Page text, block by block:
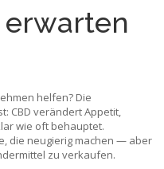
helfen? Die
CBD verändert Appetit,
wie oft behauptet.
die neugierig machen — aber
zu verkaufen.